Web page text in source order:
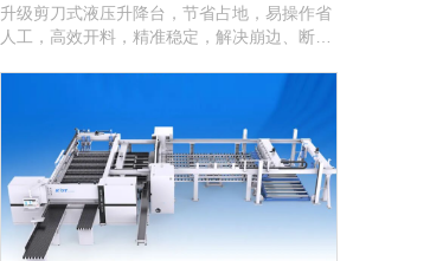
升级剪刀式液压升降台，节省占地，易操作省
人工，高效开料，精准稳定，解决崩边、断